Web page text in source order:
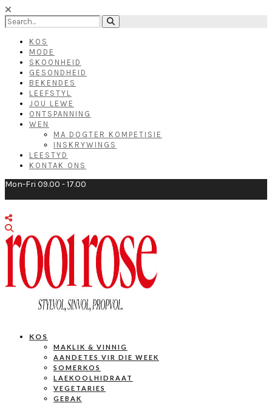
KOS
MODE
SKOONHEID
GESONDHEID
BEKENDES
LEEFSTYL
JOU LEWE
ONTSPANNING
WEN
MA DOGTER KOMPETISIE
INSKRYWINGS
LEESTYD
KONTAK ONS
Mon-Fri 09.00 - 17.00
KOS
MAKLIK & VINNIG
AANDETES VIR DIE WEEK
SOMERKOS
LAEKOOLHIDRAAT
VEGETARIES
GEBAK